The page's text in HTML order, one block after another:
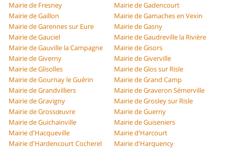
Mairie de Fresney
Mairie de Gadencourt
Mairie de Gaillon
Mairie de Gamaches en Vexin
Mairie de Garennes sur Eure
Mairie de Gasny
Mairie de Gauciel
Mairie de Gaudreville la Rivière
Mairie de Gauville la Campagne
Mairie de Gisors
Mairie de Giverny
Mairie de Giverville
Mairie de Glisolles
Mairie de Glos sur Risle
Mairie de Gournay le Guérin
Mairie de Grand Camp
Mairie de Grandvilliers
Mairie de Graveron Sémerville
Mairie de Gravigny
Mairie de Grosley sur Risle
Mairie de Grossœuvre
Mairie de Guerny
Mairie de Guichainville
Mairie de Guiseniers
Mairie d'Hacqueville
Mairie d'Harcourt
Mairie d'Hardencourt Cocherel
Mairie d'Harquency